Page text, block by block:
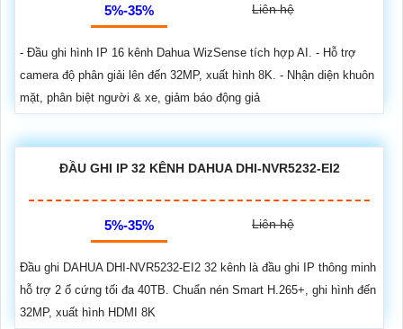
5%-35% Liên hệ
- Đầu ghi hình IP 16 kênh Dahua WizSense tích hợp AI. - Hỗ trợ
camera độ phân giải lên đến 32MP, xuất hình 8K. - Nhận diện khuôn
mặt, phân biệt người & xe, giảm báo động giả
ĐẦU GHI IP 32 KÊNH DAHUA DHI-NVR5232-EI2
5%-35% Liên hệ
Đầu ghi DAHUA DHI-NVR5232-EI2 32 kênh là đầu ghi IP thông minh
hỗ trợ 2 ổ cứng tối đa 40TB. Chuẩn nén Smart H.265+, ghi hình đến
32MP, xuất hình HDMI 8K